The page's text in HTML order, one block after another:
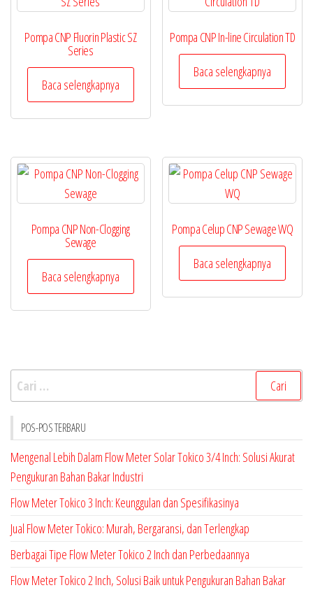
Pompa CNP Fluorin Plastic SZ
Series
Baca selengkapnya
Pompa CNP In-line Circulation TD
Baca selengkapnya
Pompa CNP Non-Clogging
Sewage
Baca selengkapnya
Pompa Celup CNP Sewage WQ
Baca selengkapnya
Cari
untuk:
POS-POS TERBARU
Mengenal Lebih Dalam Flow Meter Solar Tokico 3/4 Inch: Solusi Akurat
Pengukuran Bahan Bakar Industri
Flow Meter Tokico 3 Inch: Keunggulan dan Spesifikasinya
Jual Flow Meter Tokico: Murah, Bergaransi, dan Terlengkap
Berbagai Tipe Flow Meter Tokico 2 Inch dan Perbedaannya
Flow Meter Tokico 2 Inch, Solusi Baik untuk Pengukuran Bahan Bakar